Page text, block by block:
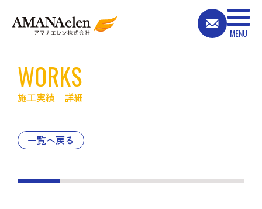
WORKS
施工実績 詳細
一覧へ戻る